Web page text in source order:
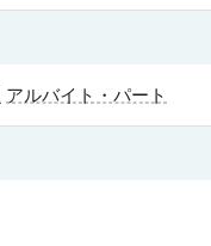
アルバイト・パート